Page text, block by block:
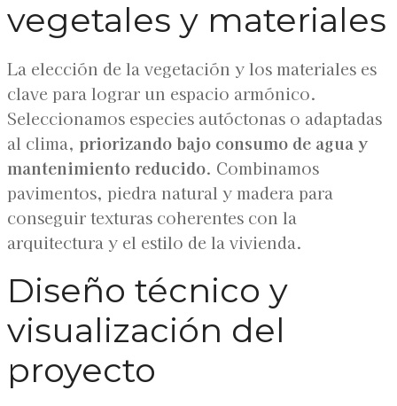
vegetales y materiales
La elección de la vegetación y los materiales es
clave para lograr un espacio armónico.
Seleccionamos especies autóctonas o adaptadas
al clima, priorizando bajo consumo de agua y
mantenimiento reducido. Combinamos
pavimentos, piedra natural y madera para
conseguir texturas coherentes con la
arquitectura y el estilo de la vivienda.
Diseño técnico y
visualización del
proyecto